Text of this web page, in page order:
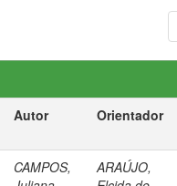
Autor Orientador
CAMPOS,
ARAÚJO,